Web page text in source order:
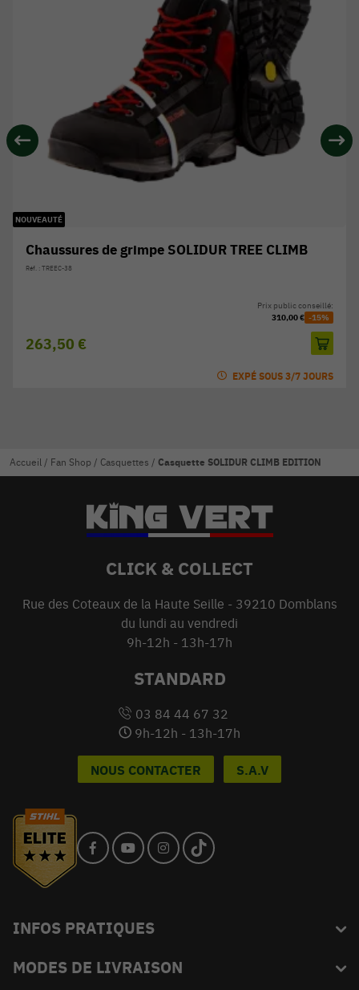
NOUVEAUTÉ
Chaussures de grimpe SOLIDUR TREE CLIMB
Réf. : TREEC-38
263,50 €
Prix public conseillé:
310,00 € -15%
EXPÉ SOUS 3/7 JOURS
Accueil / Fan Shop / Casquettes / Casquette SOLIDUR CLIMB EDITION
CLICK & COLLECT
Rue des Coteaux de la Haute Seille - 39210 Domblans
du lundi au vendredi
9h-12h - 13h-17h
STANDARD
03 84 44 67 32
9h-12h - 13h-17h
NOUS CONTACTER S.A.V
INFOS PRATIQUES
Blog
MODES DE LIVRAISON